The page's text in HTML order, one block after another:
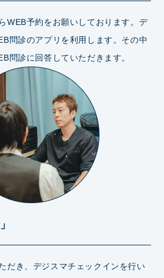
WEB予約をお願いしております。デ
問診のアプリを利用します。その中
問診に回答していただきます。
だき、デジスマチェックインを行い